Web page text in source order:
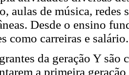
aulas de música, redes
Desde o ensino
como carreiras e salário.
da geração Y
a primeira